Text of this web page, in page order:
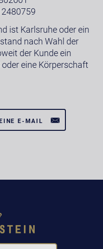
ist Karlsruhe oder ein
nach Wahl der
der Kunde ein
eine Körperschaft
E-MAIL